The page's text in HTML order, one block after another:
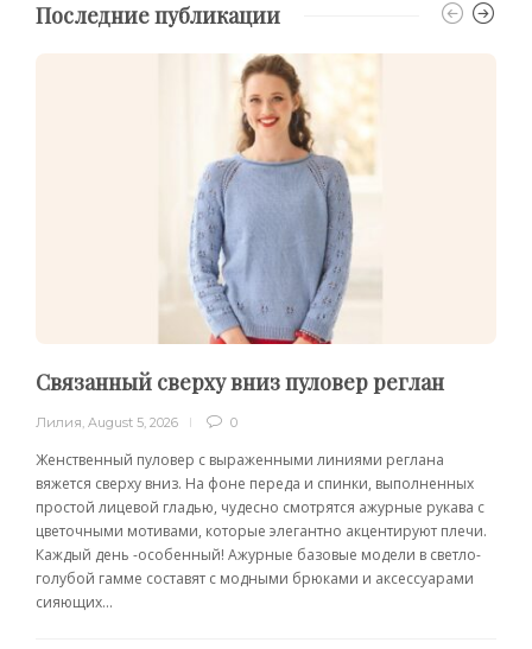
Последние публикации
Связанный сверху вниз пуловер реглан
Лилия, August 5, 2026 0
Женственный пуловер с выраженными линиями реглана
вяжется сверху вниз. На фоне переда и спинки, выполненных
простой лицевой гладью, чудесно смотрятся ажурные рукава с
цветочными мотивами, которые элегантно акцентируют плечи.
Каждый день -особенный! Ажурные базовые модели в светло-
голубой гамме составят с модными брюками и аксессуарами
сияющих...